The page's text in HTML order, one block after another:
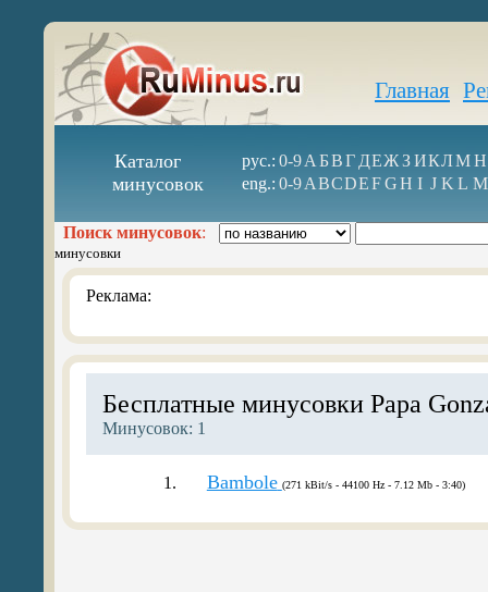
Главная
Каталог
минусовок
рус.: 0-9А БВГ ДЕЖ З ИКЛМН
eng.: 0-9ABCDEFGH I J K L M
Поиск минусовок:
минусовки
Реклама:
Бесплатные минусовки Papa
Минусовок: 1
1. Bambole (271 kBit/s - 44100 Hz - 7.12 Mb - 3:40)